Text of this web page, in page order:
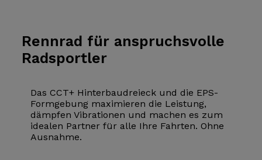
Rennrad füranspruchsvolle
Radsportler
Das CCT+ Hinterbaudreieck und die EPS-
Formgebung maximieren die Leistung,
dämpfen Vibrationen und machen es zum
idealen Partner für alle Ihre Fahrten. Ohne
Ausnahme.